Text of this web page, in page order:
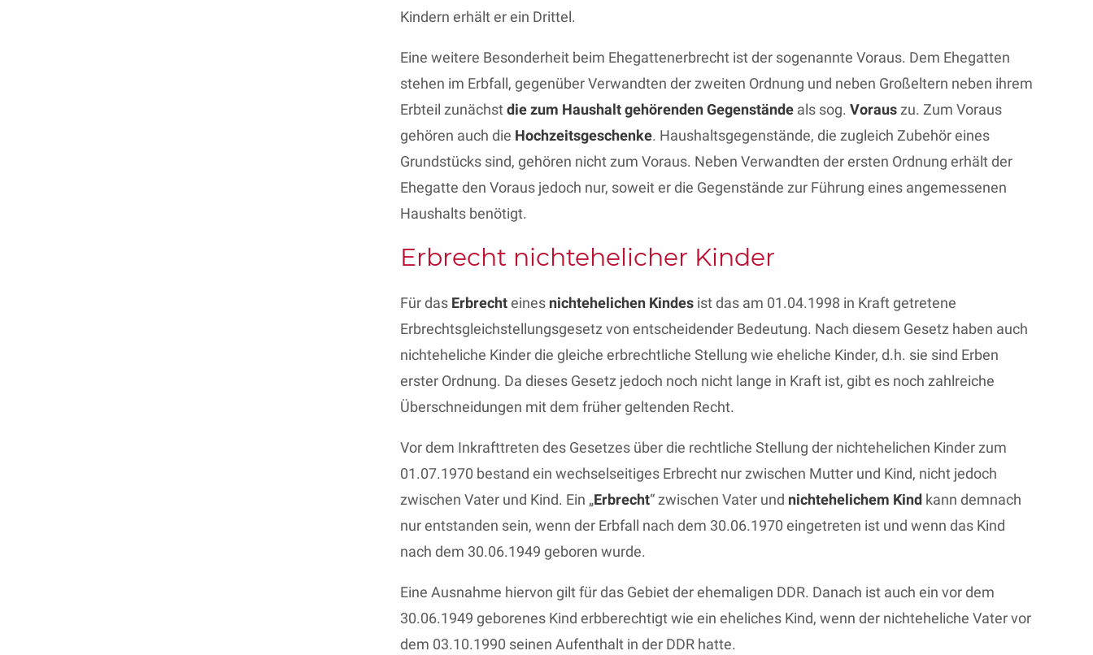
Kindern erhält er ein Drittel.
Eine weitere Besonderheit beim Ehegattenerbrecht ist der sogenannte Voraus. Dem Ehegatten
stehen im Erbfall, gegenüber Verwandten der zweiten Ordnung und neben Großeltern neben ihrem
Erbteil zunächstdie zum Haushalt gehörenden Gegenstände als sog. Voraus zu. Zum Voraus
gehören auch die Hochzeitsgeschenke. Haushaltsgegenstände, die zugleich Zubehör eines
Grundstücks sind, gehören nicht zum Voraus. Neben Verwandten der ersten Ordnung erhält der
Ehegatte den Voraus jedoch nur, soweit er die Gegenstände zur Führung eines angemessenen
Haushalts benötigt.
Erbrecht nichtehelicher Kinder
Für das Erbrechteines nichtehelichen Kindes ist das am 01.04.1998 in Kraft getretene
Erbrechtsgleichstellungsgesetz von entscheidender Bedeutung. Nach diesem Gesetz haben auch
nichteheliche Kinder die gleiche erbrechtliche Stellung wie eheliche Kinder, d.h. sie sind Erben
erster Ordnung. Da dieses Gesetz jedoch noch nicht lange in Kraft ist, gibt es noch zahlreiche
Überschneidungen mit dem früher geltenden Recht.
Vor dem Inkrafttreten des Gesetzes über die rechtliche Stellung der nichtehelichen Kinder zum
01.07.1970 bestand ein wechselseitiges Erbrecht nur zwischen Mutter und Kind, nicht jedoch
zwischen Vater und Kind. Ein „Erbrecht“ zwischen Vater und nichtehelichem Kind kann demnach
nur entstanden sein, wenn der Erbfall nach dem 30.06.1970 eingetreten ist und wenn das Kind
nach dem 30.06.1949 geboren wurde.
Eine Ausnahme hiervon gilt für das Gebiet der ehemaligen DDR. Danach ist auch ein vor dem
30.06.1949 geborenes Kind erbberechtigt wie ein eheliches Kind, wenn der nichteheliche Vater vor
dem 03.10.1990 seinen Aufenthalt in der DDR hatte.